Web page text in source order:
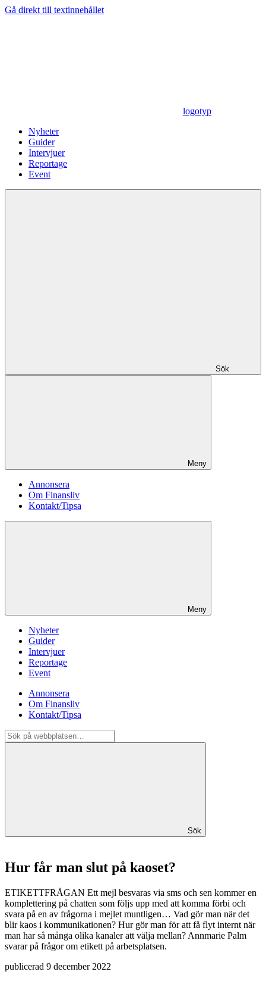
Gå direkt till textinnehållet
logotyp
Nyheter
Guider
Intervjuer
Reportage
Event
Sök
Meny
Annonsera
Om Finansliv
Kontakt/Tipsa
Meny
Nyheter
Guider
Intervjuer
Reportage
Event
Annonsera
Om Finansliv
Kontakt/Tipsa
Sök
Hur får man slut på kaoset?
ETIKETTFRÅGAN Ett mejl besvaras via sms och sen kommer en
komplettering på chatten som följs upp med att komma förbi och
svara på en av frågorna i mejlet muntligen… Vad gör man när det
blir kaos i kommunikationen? Hur gör man för att få flyt internt när
man har så många olika kanaler att välja mellan? Annmarie Palm
svarar på frågor om etikett på arbetsplatsen.
publicerad 9 december 2022